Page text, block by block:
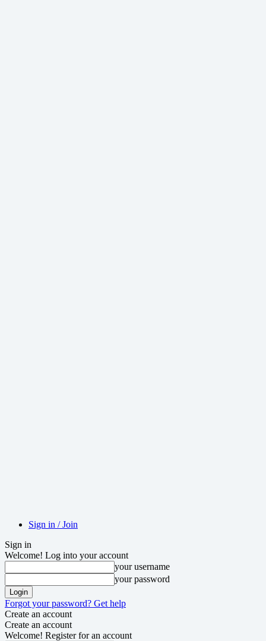
Sign in / Join
Sign in
Welcome! Log into your account
your username
your password
Forgot your password? Get help
Create an account
Create an account
Welcome! Register for an account